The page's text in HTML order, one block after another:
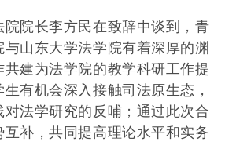
院长李方民在致辞中谈到，青
山东大学法学院有着深厚的渊
建为法学院的教学科研工作提
有机会深入接触司法原生态，
对法学研究的反哺；通过此次合
补，共同提高理论水平和实务